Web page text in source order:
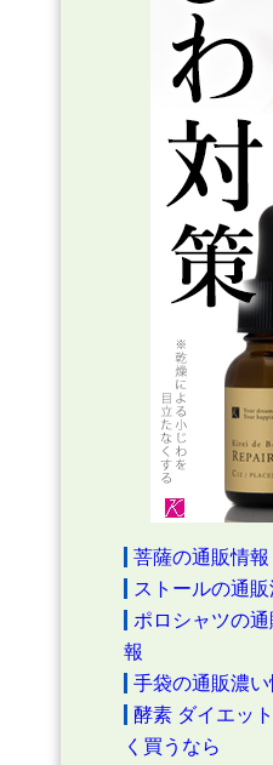
菩薩の通販情報
ストールの通
ポロシャツの
報
手袋の通販濃い
酵素 ダイエッ
く買うなら